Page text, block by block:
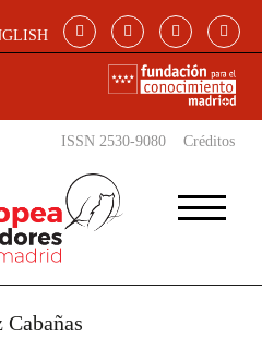
ISSN 2530-9080 Créditos
Cabañas